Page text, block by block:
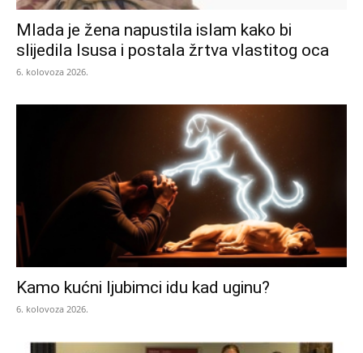
Mlada je žena napustila islam kako bi
slijedila Isusa i postala žrtva vlastitog oca
6. kolovoza 2026.
Kamo kućni ljubimci idu kad uginu?
6. kolovoza 2026.